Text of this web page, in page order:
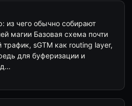
из чего обычно собирают
магии Базовая схема почти
sGTM как routing layer,
для буферизации и